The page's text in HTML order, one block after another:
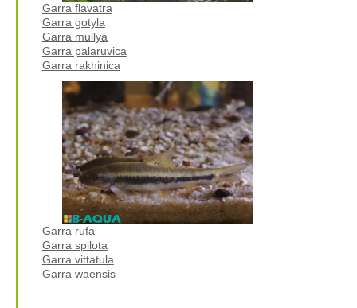
Garra flavatra
Garra gotyla
Garra mullya
Garra palaruvica
Garra rakhinica
Garra rufa
Garra spilota
Garra vittatula
Garra waensis